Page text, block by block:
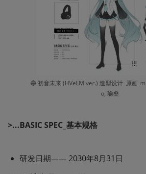
🔵 初音未来 (HVeLM ver.) 造型设计  原画
o, 瑜桑
>...BASIC SPEC_基本规格
研发日期—— 2030年8月31日